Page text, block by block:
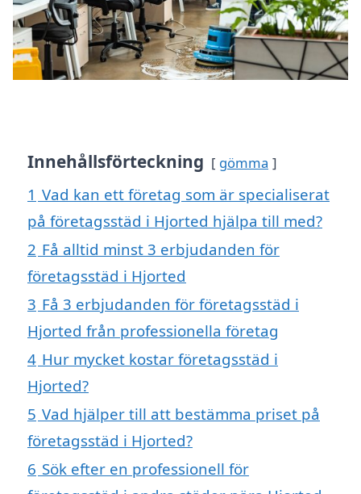
Innehållsförteckning gömma
1 Vad kan ett företag som är specialiserat
på företagsstäd i Hjorted hjälpa till med?
2 Få alltid minst 3 erbjudanden för
företagsstäd i Hjorted
3 Få 3 erbjudanden för företagsstäd i
Hjorted från professionella företag
4 Hur mycket kostar företagsstäd i
Hjorted?
5 Vad hjälper till att bestämma priset på
företagsstäd i Hjorted?
6 Sök efter en professionell för